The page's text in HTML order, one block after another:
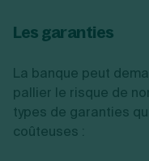
Les garanties
La banque peut
pallier le risque de
types de garanties
coûteuses :